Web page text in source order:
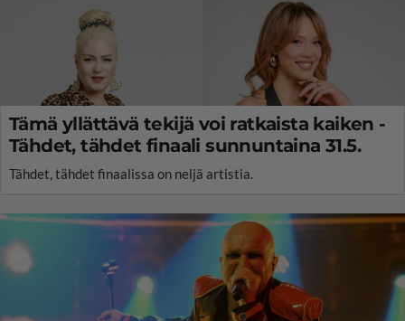
Tämä yllättävä tekijä voi ratkaista kaiken -
Tähdet, tähdet finaali sunnuntaina 31.5.
Tähdet, tähdet finaalissa on neljä artistia.